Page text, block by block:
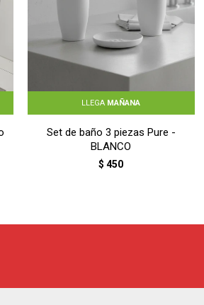
LLEGA MAÑANA
Set de baño 3 piezas Pure -
BLANCO
$ 450